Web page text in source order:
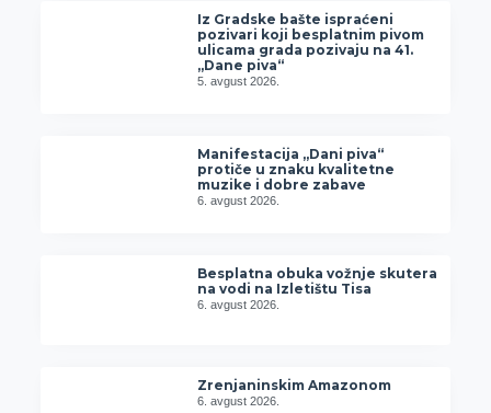
Iz Gradske bašte ispraćeni
pozivari koji besplatnim pivom
ulicama grada pozivaju na 41.
„Dane piva“
5. avgust 2026.
Manifestacija „Dani piva“
protiče u znaku kvalitetne
muzike i dobre zabave
6. avgust 2026.
Besplatna obuka vožnje skutera
na vodi na Izletištu Tisa
6. avgust 2026.
Zrenjaninskim Amazonom
6. avgust 2026.